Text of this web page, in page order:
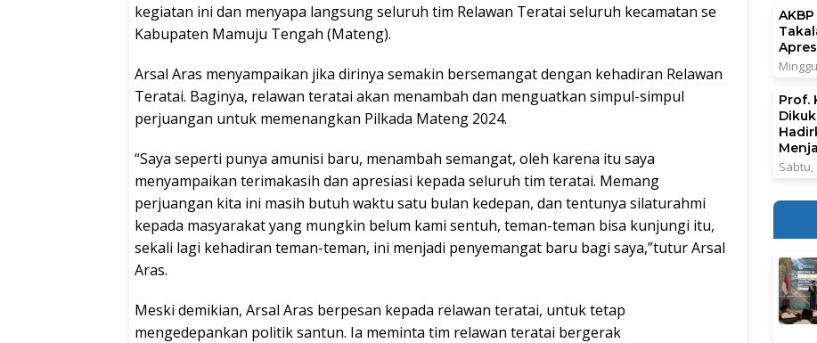
kegiatan ini dan menyapa langsung seluruh tim Relawan Teratai seluruh kecamatan se
Kabupaten Mamuju Tengah (Mateng).
Arsal Aras menyampaikan jika dirinya semakin bersemangat dengan kehadiran Relawan
Teratai. Baginya, relawan teratai akan menambah dan menguatkan simpul-simpul
perjuangan untuk memenangkan Pilkada Mateng 2024.
“Saya seperti punya amunisi baru, menambah semangat, oleh karena itu saya
menyampaikan terimakasih dan apresiasi kepada seluruh tim teratai. Memang
perjuangan kita ini masih butuh waktu satu bulan kedepan, dan tentunya silaturahmi
kepada masyarakat yang mungkin belum kami sentuh, teman-teman bisa kunjungi itu,
sekali lagi kehadiran teman-teman, ini menjadi penyemangat baru bagi saya,”tutur Arsal
Aras.
Meski demikian, Arsal Aras berpesan kepada relawan teratai, untuk tetap
mengedepankan politik santun. Ia meminta tim relawan teratai bergerak
Prof.
Sabtu,